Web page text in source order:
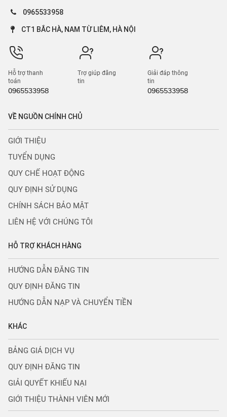
0965533958
CT1 BẮC HÀ, NAM TỪ LIÊM, HÀ NỘI
Hỗ trợ thanh
toán
0965533958
Trợ giúp đăng
tin
Giải đáp thông
tin
0965533958
VỀ NGUỒN CHÍNH CHỦ
GIỚI THIỆU
TUYỂN DỤNG
QUY CHẾ HOẠT ĐỘNG
QUY ĐỊNH SỬ DỤNG
CHÍNH SÁCH BẢO MẬT
LIÊN HỆ VỚI CHÚNG TÔI
HỖ TRỢ KHÁCH HÀNG
HƯỚNG DẪN ĐĂNG TIN
QUY ĐỊNH ĐĂNG TIN
HƯỚNG DẪN NẠP VÀ CHUYỂN TIỀN
KHÁC
BẢNG GIÁ DỊCH VỤ
QUY ĐỊNH ĐĂNG TIN
GIẢI QUYẾT KHIẾU NẠI
GIỚI THIỆU THÀNH VIÊN MỚI